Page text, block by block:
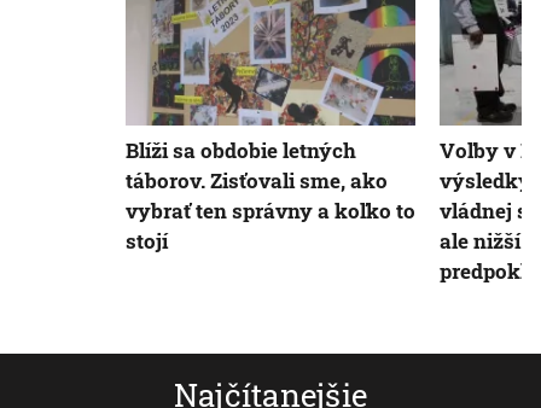
Najčítanejšie
Blíži sa obdobie letných
táborov. Zisťovali sme, ako
vybrať ten správny a koľko to
stojí
Voľby v
výsledky
vládnej
ale nižší